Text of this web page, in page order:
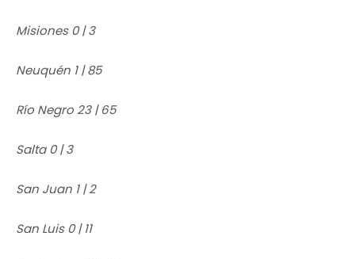
Misiones 0 | 3
Neuquén 1 | 85
Río Negro 23 | 65
Salta 0 | 3
San Juan 1 | 2
San Luis 0 | 11